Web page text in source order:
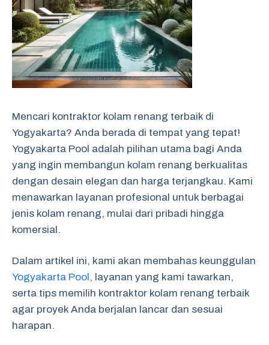
Mencari kontraktor kolam renang terbaik di
Yogyakarta? Anda berada di tempat yang tepat!
Yogyakarta Pool adalah pilihan utama bagi Anda
yang ingin membangun kolam renang berkualitas
dengan desain elegan dan harga terjangkau. Kami
menawarkan layanan profesional untuk berbagai
jenis kolam renang, mulai dari pribadi hingga
komersial.
Dalam artikel ini, kami akan membahas keunggulan
Yogyakarta Pool, layanan yang kami tawarkan,
serta tips memilih kontraktor kolam renang terbaik
agar proyek Anda berjalan lancar dan sesuai
harapan.